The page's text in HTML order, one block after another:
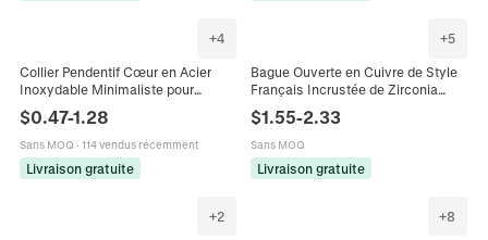
+4
Collier Pendentif Cœur en Acier
Inoxydable Minimaliste pour
Géométrique Polie Or Argent Rose
Noir
$0.47-1.28
Sans MOQ · 114 vendus récemment
Livraison gratuite
+5
Bague Ouverte en Cuivre de Style
Français Incrustée de Zirconia
pour Femmes Bijoux de Luxe
Cadeau
$1.55-2.33
Sans MOQ
Livraison gratuite
+2 +8